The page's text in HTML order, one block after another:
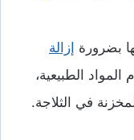
بضرورة إزالة
الطبيعية،
في الثلاجة.